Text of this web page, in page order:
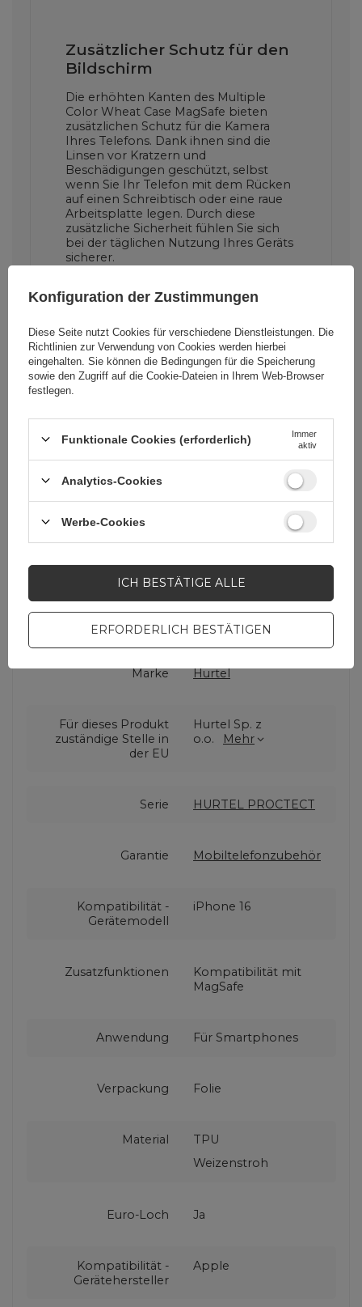
Zusätzlicher Schutz für den
Bildschirm
Die erhöhten Kanten des Multiple
Color Wheat Case MagSafe bieten
zusätzlichen Schutz für die Kamera
Ihres Telefons. Dank ihnen sind die
Linsen vor Kratzern und
Beschädigungen geschützt, selbst
wenn Sie Ihr Telefon mit dem Rücken
auf einen Schreibtisch oder eine raue
Arbeitsplatte legen. Durch diese
zusätzliche Sicherheit fühlen Sie sich
bei der täglichen Nutzung Ihres Geräts
sicherer.
Komfort
Dank präziser Ausschnitte bietet das
Multiple Color Wheat Case MagSafe
vollen Zugriff auf alle Funktionen Ihres
anschließen, Ihr Gerät aufladen oder
ein Foto machen möchten, die Hülle
Cena sugerowana 2,33 EUR / Stk
Marke Hurtel
Für dieses Produkt
zuständige Stelle in
der EU
Hurtel Sp. z
o.o.
Mehr
Serie HURTEL PROCTECT
Garantie Mobiltelefonzubehör
Kompatibilität -
Gerätemodell
iPhone 16
Zusatzfunktionen
Kompatibilität mit
MagSafe
Anwendung Für Smartphones
Verpackung Folie
Material
TPU
Weizenstroh
Euro-Loch Ja
Kompatibilität -
Gerätehersteller
Apple
Konfiguration der Zustimmungen
Diese Seite nutzt Cookies für verschiedene Dienstleistungen. Die
Richtlinien zur Verwendung von Cookies werden hierbei
eingehalten. Sie können die Bedingungen für die Speicherung
sowie den Zugriff auf die Cookie-Dateien in Ihrem Web-Browser
festlegen.
Funktionale Cookies (erforderlich)
Immer
aktiv
Analytics-Cookies
Werbe-Cookies
ERFORDERLICH BESTÄTIGEN
ICH BESTÄTIGE ALLE